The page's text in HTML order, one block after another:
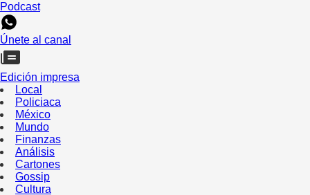
Podcast
Únete al canal
Edición impresa
Local
Policiaca
México
Mundo
Finanzas
Análisis
Cartones
Gossip
Cultura